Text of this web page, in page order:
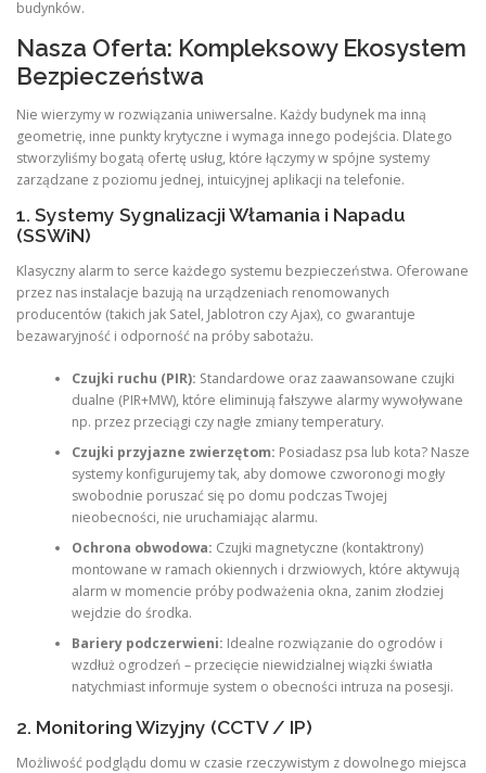
budynków.
Nasza Oferta: Kompleksowy Ekosystem
Bezpieczeństwa
Nie wierzymy w rozwiązania uniwersalne. Każdy budynek ma inną
geometrię, inne punkty krytyczne i wymaga innego podejścia. Dlatego
stworzyliśmy bogatą ofertę usług, które łączymy w spójne systemy
zarządzane z poziomu jednej, intuicyjnej aplikacji na telefonie.
1. Systemy Sygnalizacji Włamania i Napadu
(SSWiN)
Klasyczny alarm to serce każdego systemu bezpieczeństwa. Oferowane
przez nas instalacje bazują na urządzeniach renomowanych
producentów (takich jak Satel, Jablotron czy Ajax), co gwarantuje
bezawaryjność i odporność na próby sabotażu.
Czujki ruchu (PIR): Standardowe oraz zaawansowane czujki
dualne (PIR+MW), które eliminują fałszywe alarmy wywoływane
np. przez przeciągi czy nagłe zmiany temperatury.
Czujki przyjazne zwierzętom: Posiadasz psa lub kota? Nasze
systemy konfigurujemy tak, aby domowe czworonogi mogły
swobodnie poruszać się po domu podczas Twojej
nieobecności, nie uruchamiając alarmu.
Ochrona obwodowa: Czujki magnetyczne (kontaktrony)
montowane w ramach okiennych i drzwiowych, które aktywują
alarm w momencie próby podważenia okna, zanim złodziej
wejdzie do środka.
Bariery podczerwieni: Idealne rozwiązanie do ogrodów i
wzdłuż ogrodzeń – przecięcie niewidzialnej wiązki światła
natychmiast informuje system o obecności intruza na posesji.
2. Monitoring Wizyjny (CCTV / IP)
Możliwość podglądu domu w czasie rzeczywistym z dowolnego miejsca